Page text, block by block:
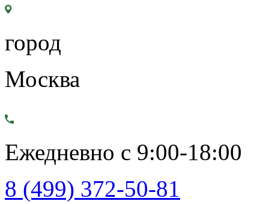
город
Москва
Ежедневно с 9:00-18:00
8 (499) 372-50-81